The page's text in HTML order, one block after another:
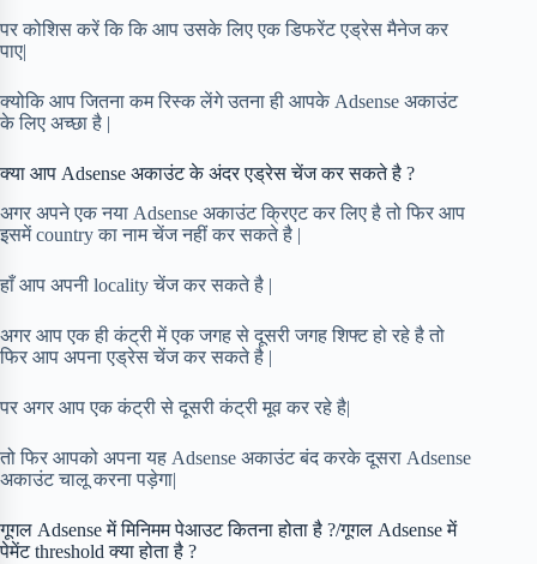
पर कोशिस करें कि कि आप उसके लिए एक डिफरेंट एड्रेस मैनेज कर
पाए|
क्योकि आप जितना कम रिस्क लेंगे उतना ही आपके Adsense अकाउंट
के लिए अच्छा है |
क्या आप Adsense अकाउंट के अंदर एड्रेस चेंज कर सकते है ?
अगर अपने एक नया Adsense अकाउंट क्रिएट कर लिए है तो फिर आप
इसमें country का नाम चेंज नहीं कर सकते है |
हाँ आप अपनी locality चेंज कर सकते है |
अगर आप एक ही कंट्री में एक जगह से दूसरी जगह शिफ्ट हो रहे है तो
फिर आप अपना एड्रेस चेंज कर सकते है |
पर अगर आप एक कंट्री से दूसरी कंट्री मूव कर रहे है|
तो फिर आपको अपना यह Adsense अकाउंट बंद करके दूसरा Adsense
अकाउंट चालू करना पड़ेगा|
गूगल Adsense में मिनिमम पेआउट कितना होता है ?/गूगल Adsense में
पेमेंट threshold क्या होता है ?